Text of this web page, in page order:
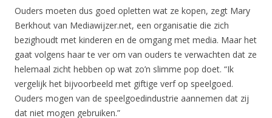
Ouders moeten dus goed opletten wat ze kopen, zegt Mary
Berkhout van Mediawijzer.net, een organisatie die zich
bezighoudt met kinderen en de omgang met media. Maar het
gaat volgens haar te ver om van ouders te verwachten dat ze
helemaal zicht hebben op wat zo’n slimme pop doet. “Ik
vergelijk het bijvoorbeeld met giftige verf op speelgoed.
Ouders mogen van de speelgoedindustrie aannemen dat zij
dat niet mogen gebruiken.”